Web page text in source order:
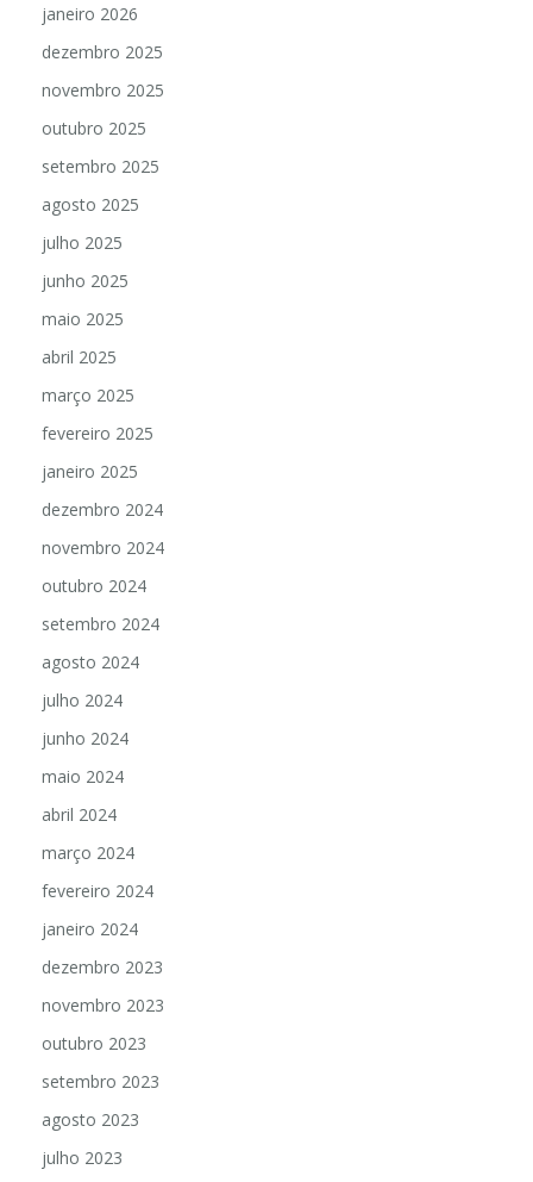
janeiro 2026
dezembro 2025
novembro 2025
outubro 2025
setembro 2025
agosto 2025
julho 2025
junho 2025
maio 2025
abril 2025
março 2025
fevereiro 2025
janeiro 2025
dezembro 2024
novembro 2024
outubro 2024
setembro 2024
agosto 2024
julho 2024
junho 2024
maio 2024
abril 2024
março 2024
fevereiro 2024
janeiro 2024
dezembro 2023
novembro 2023
outubro 2023
setembro 2023
agosto 2023
julho 2023